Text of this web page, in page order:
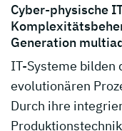
Cyber-physische
Generation
IT-Systeme bilden
evolutionären
Durch ihre